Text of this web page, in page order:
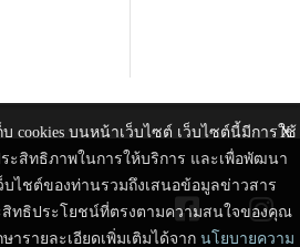
X
cookies บนหน้าเว็บไซต์ เว็บไซต์นี้มีการใช้
ระสิทธิภาพในการให้บริการ และเพื่อพัฒนา
ไชต์ของท่านรวมถึงเสนอข้อมูลข่าวสาร
ทธิประโยชน์ที่ตรงตามความสนใจของคุณ
รายละเอียดเพิ่มเติมได้จาก นโยบายความ